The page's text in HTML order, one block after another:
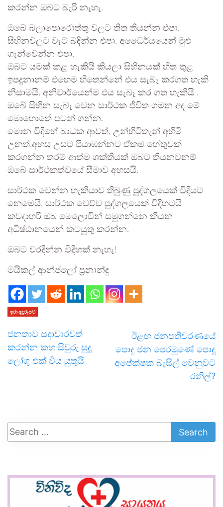
කරන්න ඔබට බැරි නැහැ.
ඔබේ බලාපොරොත්තු වලට තිත තියන්න එපා.
සිහිනවලට වැට බඳින්න එපා. අධෛර්යයෙන් මුළු
ගැන්වෙන්න එපා.
ඔබට යමක් කළ හැකියි කියලා සිහිනයක් හිත තුළ
ඉපදුනානම් එහෙම හිතෙන්නේ එය සැබෑ කරගත හැකි
නිසාමයි. අනිවාර්යෙන්ම එය සැබෑ කර ගත හැකියි .
ඔබේ සිහින සැබෑ වෙන සාර්ථක ජීවිත ගමන අද මේ
මොහොතේ පටන් ගන්න.
මොන විදිහේ බාධක ආවත්, උන්හිටිතැන් අහිමි
උනත්,අහස උසට පියාඹන්නට ඒකම හේතුවක්
කරගන්න තරම් ආත්ම ශක්තියක් ඔබට තියනවනම්
ඔබේ සාර්ථකත්වයේ සීමාව අහසයි.
සාර්ථක වෙන්න හැකියාව තිබුණු පුද්ගලයෙක් විදියට
නෙමෙයි, සාර්ථක වෙච්ච පුද්ගලයෙක් විදිහටයි
කවදාහරි ඔබ මෙලොවින් සමුගන්නෙ කියන
අධිෂ්ඨානයෙන් කටයුතු කරන්න.
ඔබට වරදින්න විදිහක් නැහැ!
මයිකල් ආන්ජලෝ ප්‍රනාන්දු
ඉරා අදුරුපට
ජනතාව සදාචාරවත්
කරන්න කහ සිවුරු සුදු
ලෝගු එක් විය යුතුයි
ඊළඟ ජනපතිවරණයේ
පොදු ජන පෙරමුණේ පොදු
අපේක්ෂක බැසිල් වෙනුවට
රනිල්?